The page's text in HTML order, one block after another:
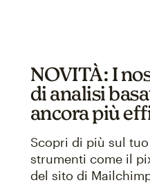
NOVITÀ: I
di analisi
ancora più
Scopri di più sul
strumenti come il
del sito di